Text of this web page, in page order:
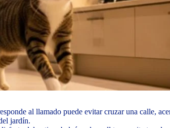
al llamado puede evitar cruzar una calle,
jardín.